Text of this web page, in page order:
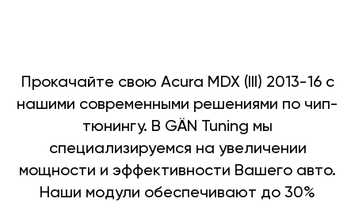
Прокачайте свою Acura MDX (III) 2013-16 с
нашими современными решениями по чип-
тюнингу. В GÄN Tuning мы
специализируемся на увеличении
мощности и эффективности Вашего авто.
Наши модули обеспечивают до 30%